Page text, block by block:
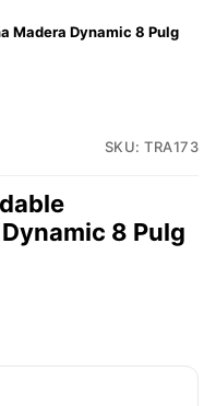
Madera Dynamic 8 Pulg
SKU: TRA173
8 Pulg